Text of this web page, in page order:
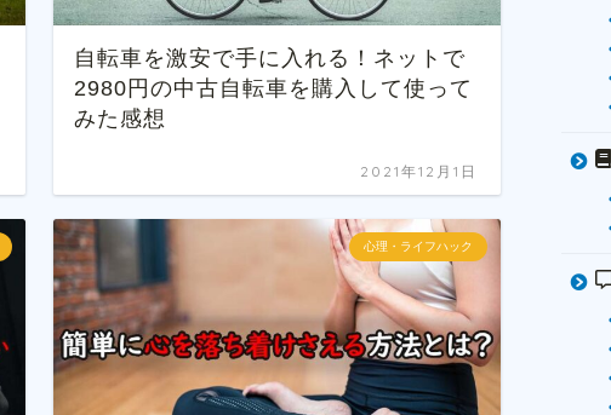
自転車を激安で手に入れる！ネットで
2980円の中古自転車を購入して使って
みた感想
2021年12月1日
心理・ライフハック